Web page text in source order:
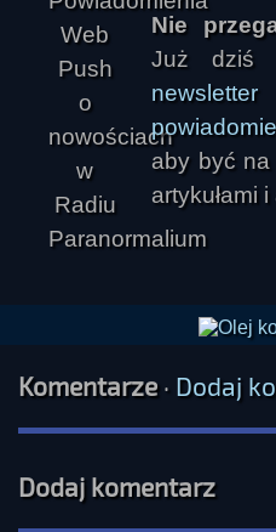
Nie
Już dziś
newsletter
aby być
artykułami
Komentarze· Dodaj
Dodaj komentarz